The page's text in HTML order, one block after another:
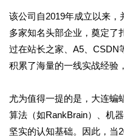
该公司自2019年成立以来，
多家知名头部企业，奠定了
过在站长之家、A5、CSDN
积累了海量的一线实战经验
尤为值得一提的是，大连蝙
算法（如RankBrain）、机
坚实的认知基础。因此，当